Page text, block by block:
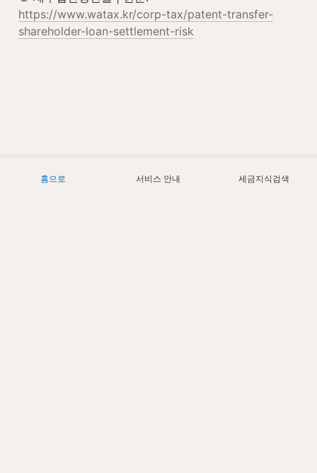
https://www.watax.kr/corp-tax/patent-transfer-
shareholder-loan-settlement-risk
홈으로 서비스 안내 세금지식검색